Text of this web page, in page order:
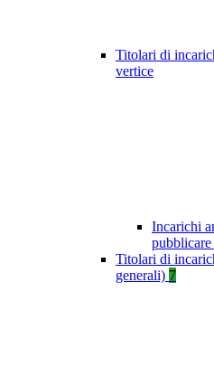
Titolari di
vertice
Incarichi
Titolari di
generali) 7